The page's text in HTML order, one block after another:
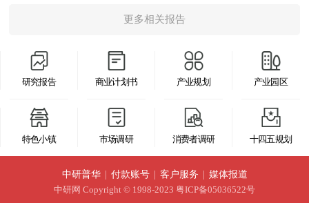
司、研究机构及生物试剂行业相关企业准确了解目
位和发展方向不可多得的精品。
究产品和统计分析方法论，用来提供广泛的标准化
针对特定市场专门设计研究解决方案。我们的研究
人员熟悉各种访问方法的优缺点和适用的范围，在
项目设计中能够灵活选择和组合各种研究方法。此
外在长期的实践探索中，我们也总结出各种适合于
的信息，加以评估，判断发展机会并计划未来的市
场营销活动。
更多相关报告
研究报告 商业计划书 产业规划 产业园区
特色小镇 市场调研 消费者调研 十四五规划
中研普华 付款账号 客户服务
媒体报道
中研网 Copyright © 1998-2023 粤ICP备05036522号